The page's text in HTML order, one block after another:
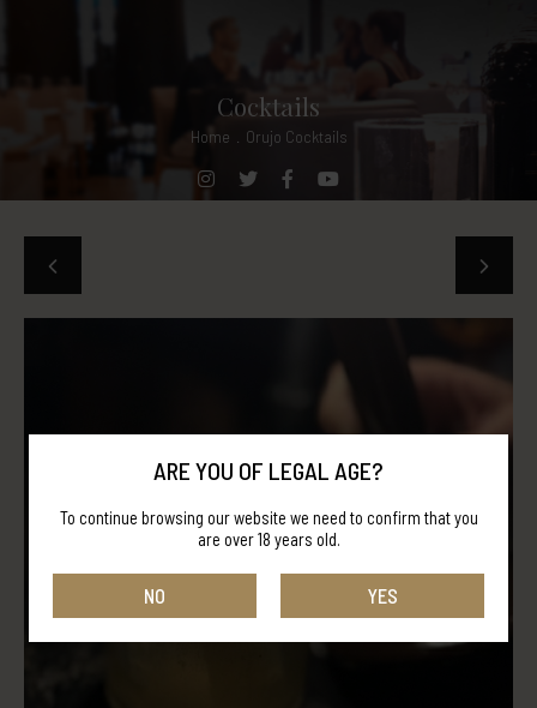
Cocktails
Home Orujo Cocktails
ARE YOU OF LEGAL AGE?
To continue browsing our website we need to confirm that you
are over 18 years old.
NO YES